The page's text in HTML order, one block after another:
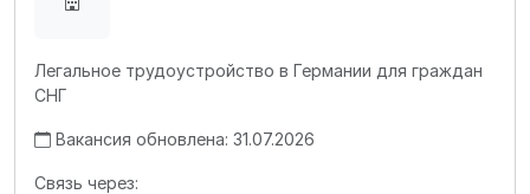
Легальное трудоустройство в Германии для граждан
СНГ
Вакансия обновлена: 31.07.2026
Связь через: